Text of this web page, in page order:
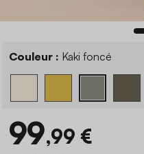
Couleur : Kaki foncé
99,99 €